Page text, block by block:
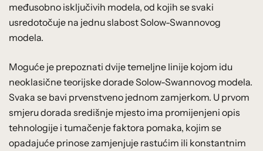
međusobno isključivih modela, od kojih se svaki
usredotočuje na jednu slabost Solow-Swannovog
modela.
Moguće je prepoznati dvije temeljne linije kojom idu
neoklasične teorijske dorade Solow-Swannovog modela.
Svaka se bavi prvenstveno jednom zamjerkom. U prvom
smjeru dorada središnje mjesto ima promijenjeni opis
tehnologije i tumačenje faktora pomaka, kojim se
opadajuće prinose zamjenjuje rastućim ili konstantnim